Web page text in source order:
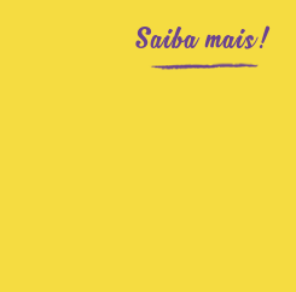
Saiba mais!